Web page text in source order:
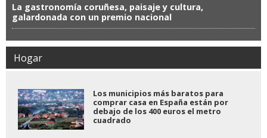
La gastronomía coruñesa, paisaje y cultura,
galardonada con un premio nacional
Hogar
Los municipios más baratos para
comprar casa en España están por
debajo de los 400 euros el metro
cuadrado